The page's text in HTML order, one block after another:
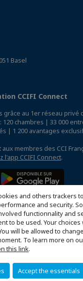
and others trackers
and security.
functionnality and
to be used. Your choices
will be allowed to
To learn more on
this link.
Accept the essentials
Basel
CCIFI Connect
grâce au 1er réseau privé
120 chambres | 33 000
| 1 200 avantages
membres des CCI
l'app CCIFI Connect.